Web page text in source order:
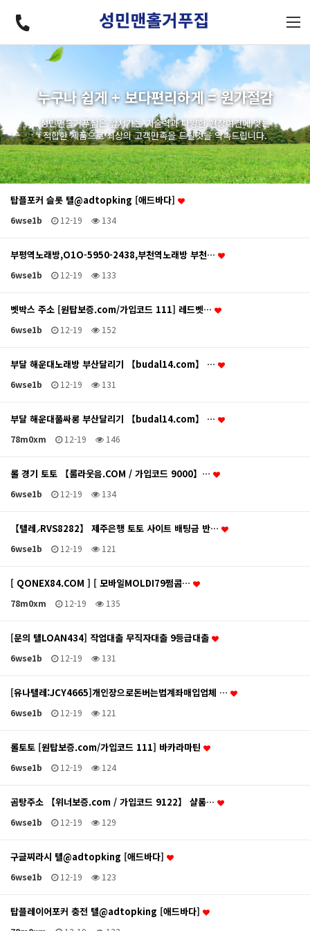
누구나 쉽게 + 보다편리하게 = 원가절감
성민맨홀거푸집은 앞서가는 기술력과 다양한 현장여건에 맞는
적합한 제품으로 최상의 고객만족을 드릴것을 약속드립니다.
탑플포커 슬롯 텔@adtopking [애드바다]
6wse1b 12-19 134
부평역노래방,O1O-5950-2438,부천역노래방 부천…
6wse1b 12-19 133
벳박스 주소 [원탑보증.com/가입코드 111] 레드벳…
6wse1b 12-19 152
부달 해운대노래방 부산달리기 【budal14.com】 …
6wse1b 12-19 131
부달 해운대풀싸롱 부산달리기 【budal14.com】 …
78m0xm 12-19 146
롤 경기 토토 【룰라웃음.COM / 가입코드 9000】…
6wse1b 12-19 134
【텔레⸝RVS8282】 제주은행 토토 사이트 배팅금 반…
6wse1b 12-19 121
[ QONEX84.COM ] [ 모바일MOLDI79쩜콤…
78m0xm 12-19 135
[문의 텔LOAN434] 작업대출 무직자대출 9등급대출
6wse1b 12-19 131
[유나텔레:JCY4665]개인장으로돈버는법계좌매입업체 …
6wse1b 12-19 121
롤토토 [원탑보증.com/가입코드 111] 바카라마틴
6wse1b 12-19 124
곰탕주소 【위너보증.com / 가입코드 9122】 샬롬…
6wse1b 12-19 129
구글찌라시 텔@adtopking [애드바다]
6wse1b 12-19 123
탑플레이어포커 충전 텔@adtopking [애드바다]